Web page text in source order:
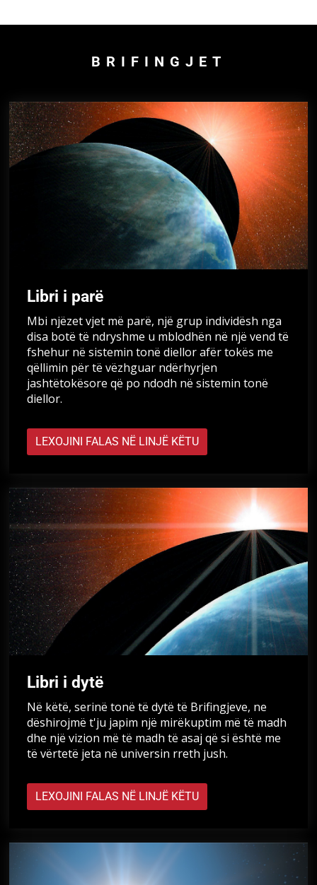
BRIFINGJET
Libri i parë
Mbi njëzet vjet më parë, një grup individësh nga
disa botë të ndryshme u mblodhën në një vend të
fshehur në sistemin tonë diellor afër tokës me
qëllimin për të vëzhguar ndërhyrjen
jashtëtokësore që po ndodh në sistemin tonë
diellor.
LEXOJINI FALAS NË LINJË KËTU
Libri i dytë
Në këtë, serinë tonë të dytë të Brifingjeve, ne
dëshirojmë t'ju japim një mirëkuptim më të madh
dhe një vizion më të madh të asaj që si është me
të vërtetë jeta në universin rreth jush.
LEXOJINI FALAS NË LINJË KËTU